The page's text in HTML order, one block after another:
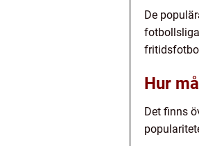
De
Hur
Det finns